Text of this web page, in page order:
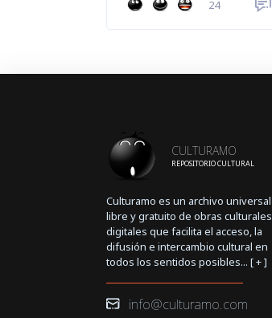
24
CULTURAMO
REPOSITORIO CULTURAL
Culturamo es un archivo universal
libre y gratuito de obras culturales
digitales que facilita el acceso, la
difusión e intercambio cultural en
todos los sentidos posibles... [+]
info@culturamo.com